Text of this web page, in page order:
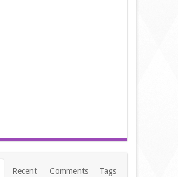
Recent Comments Tags